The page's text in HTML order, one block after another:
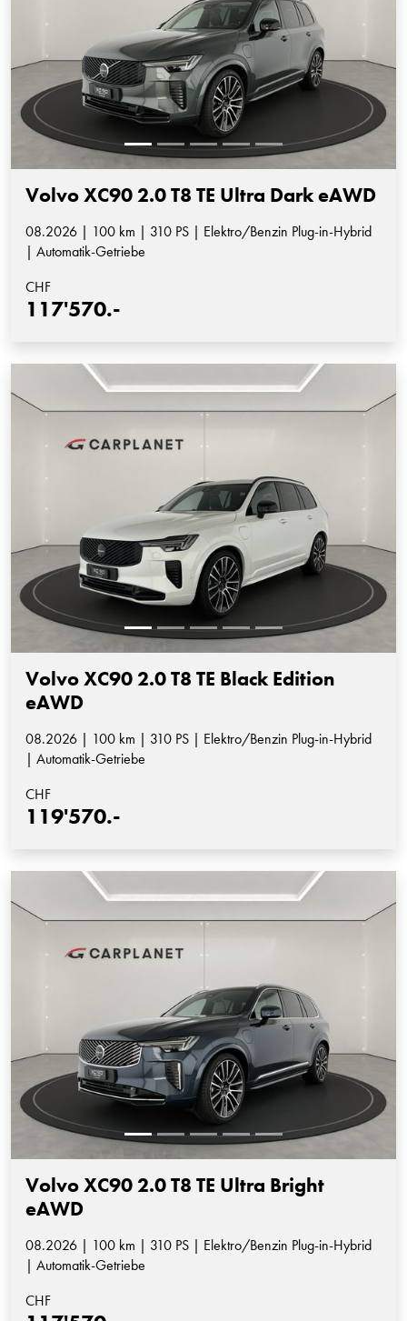
Volvo XC90 2.0 T8 TE Ultra Dark eAWD
08.2026 | 100 km | 310 PS | Elektro/Benzin Plug-in-Hybrid
| Automatik-Getriebe
CHF
117'570.-
Volvo XC90 2.0 T8 TE Black Edition
eAWD
08.2026 | 100 km | 310 PS | Elektro/Benzin Plug-in-Hybrid
| Automatik-Getriebe
CHF
119'570.-
Volvo XC90 2.0 T8 TE Ultra Bright
eAWD
08.2026 | 100 km | 310 PS | Elektro/Benzin Plug-in-Hybrid
| Automatik-Getriebe
CHF